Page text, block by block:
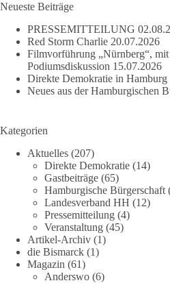
Neueste Beiträge
PRESSEMITTEILUNG
Red Storm Charlie 20.07.2026
Filmvorführung „Nürnberg“,
Podiumsdiskussion 15.07.2026
Direkte Demokratie in Hamburg
Neues aus der Hamburgischen
Kategorien
Aktuelles (207)
Direkte Demokratie (14)
Gastbeiträge (65)
Hamburgische Bürgerschaft
Landesverband HH (12)
Pressemitteilung (4)
Veranstaltung (45)
Artikel-Archiv (1)
die Bismarck (1)
Magazin (61)
Anderswo (6)